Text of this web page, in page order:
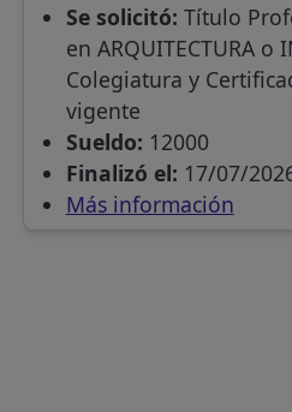
Se solicitó: Título
en ARQUITECTURA o
Colegiatura y
vigente
Sueldo: 12000
Finalizó el: 17/07/
Más información